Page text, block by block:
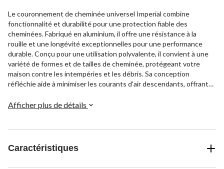
Le couronnement de cheminée universel Imperial combine
fonctionnalité et durabilité pour une protection fiable des
cheminées. Fabriqué en aluminium, il offre une résistance à la
rouille et une longévité exceptionnelles pour une performance
durable. Conçu pour une utilisation polyvalente, il convient à une
variété de formes et de tailles de cheminée, protégeant votre
maison contre les intempéries et les débris. Sa conception
réfléchie aide à minimiser les courants d'air descendants, offrant
Afficher plus de détails
Caractéristiques